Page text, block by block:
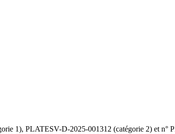
1), PLATESV-D-2025-001312 (catégorie 2) et n°